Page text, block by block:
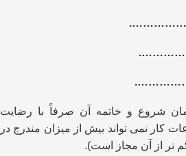
شروع و خاتمه آن صرفاً با رضایت
کار نمی تواند بیش از میزان مندرج در
تر از آن مجاز است).